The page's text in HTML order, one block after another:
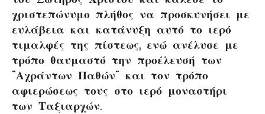
χριστεπώνυμο πλήθος να προσκυνήσει με
ευλάβεια και κατάνυξη αυτό το ιερό
τιμαλφές της πίστεως, ενώ ανέλυσε με
τρόπο θαυμαστό την προέλευσή των
¨Αχράντων Παθών¨ και τον τρόπο
αφιερώσεως τους στο ιερό μοναστήρι
των Ταξιαρχών.